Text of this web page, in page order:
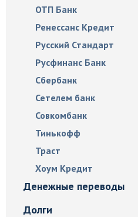
ОТП Банк
Ренессанс Кредит
Русский Стандарт
Русфинанс Банк
Сбербанк
Сетелем банк
Совкомбанк
Тинькофф
Траст
Хоум Кредит
Денежные переводы
Долги